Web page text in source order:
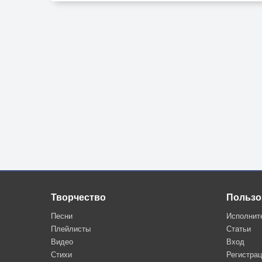
Помолитесь сейчас со мной, на коленях
Творчество
Песни
Плейлисты
Видео
Стихи
Статьи
Вход